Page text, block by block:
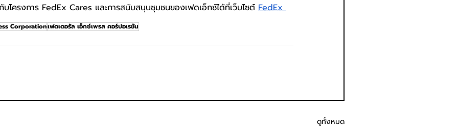
โครงการ FedEx Cares และการสนับสนุนชุมชนของเฟดเอ็กซ์ได้ที่เว็บไซต์ FedEx
Corporationเฟดเดอรัล เอ็กซ์เพรส คอร์ปอเรชั่น
ดูทั้งหมด